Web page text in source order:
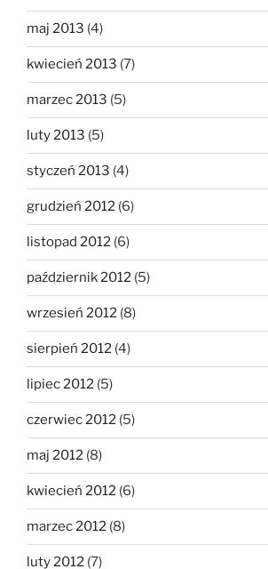
maj 2013 (4)
kwiecień 2013 (7)
marzec 2013 (5)
luty 2013 (5)
styczeń 2013 (4)
grudzień 2012 (6)
listopad 2012 (6)
październik 2012 (5)
wrzesień 2012 (8)
sierpień 2012 (4)
lipiec 2012 (5)
czerwiec 2012 (5)
maj 2012 (8)
kwiecień 2012 (6)
marzec 2012 (8)
luty 2012 (7)